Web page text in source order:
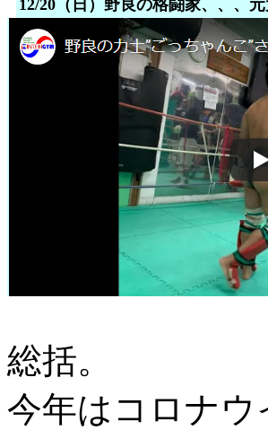
12/20（日）野良の格闘家、、
総括。
今年はコロナ